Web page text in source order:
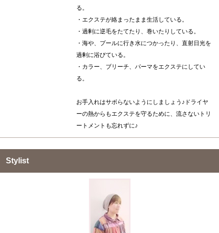
る。
・エクステが絡まったまま生活している。
・過剰に逆毛をたてたり、巻いたりしている。
・海や、プールに行き水につかったり、直射日光を
過剰に浴びている。
・カラー、ブリーチ、パーマをエクステにしてい
る。
お手入れはサボらないようにしましょう♪ドライヤ
ーの熱からもエクステを守るために、流さないトリ
ートメントも忘れずに♪
Stylist